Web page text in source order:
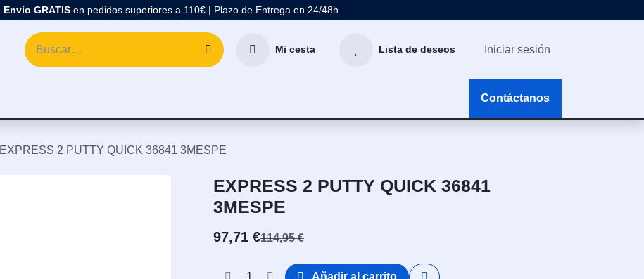
Envío GRATIS en pedidos superiores a 110€ | Plazo de Entrega en 24/48h
Mi cesta Lista de deseos Iniciar sesión
Contáctanos
EXPRESS 2 PUTTY QUICK 36841 3MESPE
EXPRESS 2 PUTTY QUICK 36841
3MESPE
97,71 €114,95€
Añadir al carrito